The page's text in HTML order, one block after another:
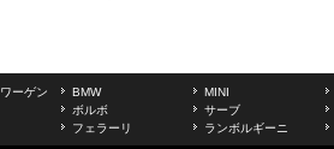
ーゲン BMW
MINI
ボルボ
サーブ
フェラーリ ランボルギーニ